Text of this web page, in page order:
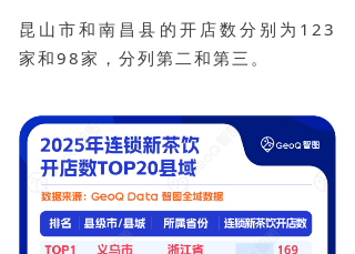
昆山市和南昌县的开店数分别为123
家和98家，分列第二和第三。